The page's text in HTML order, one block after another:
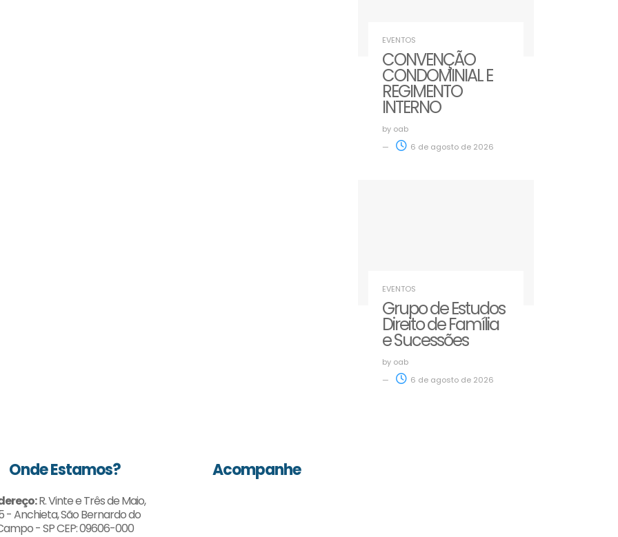
EVENTOS
CONVENÇÃO
CONDOMINIAL E
REGIMENTO
INTERNO
by oab
6 de agosto de 2026
EVENTOS
Grupo de Estudos
Direito de Família
e Sucessões
by oab
6 de agosto de 2026
Onde Estamos?
R. Vinte e Três de Maio,
- Anchieta, São Bernardo do
- SP CEP: 09606-000
Acompanhe